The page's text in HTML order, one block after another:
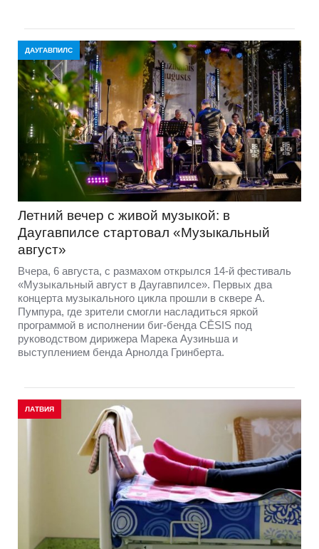
ДАУГАВПИЛС
Летний вечер с живой музыкой: в
Даугавпилсе стартовал «Музыкальный
август»
Вчера, 6 августа, с размахом открылся 14-й фестиваль
«Музыкальный август в Даугавпилсе». Первых два
концерта музыкального цикла прошли в сквере А.
Пумпура, где зрители смогли насладиться яркой
программой в исполнении биг-бенда CĒSIS под
руководством дирижера Марека Аузиньша и
выступлением бенда Арнолда Гринберта.
ЛАТВИЯ